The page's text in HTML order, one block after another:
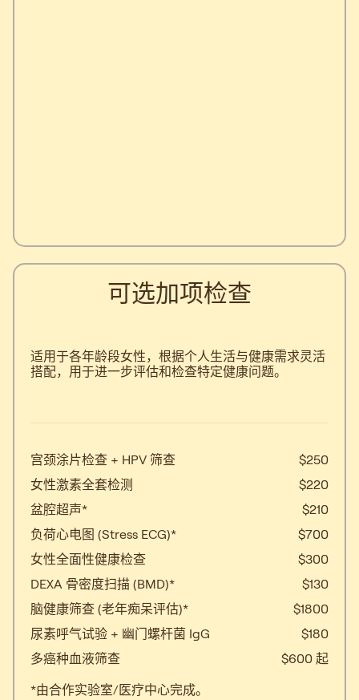
可选加项检查
适用于各年龄段女性，根据个人生活与健康需求灵活
搭配，用于进一步评估和检查特定健康问题。
宫颈涂片检查 + HPV 筛查
$250
女性激素全套检测
$220
盆腔超声*
$210
负荷心电图 (Stress ECG)*
$700
女性全面性健康检查
$300
DEXA 骨密度扫描 (BMD)*
$130
脑健康筛查 (老年痴呆评估)*
$1800
尿素呼气试验 + 幽门螺杆菌 IgG
$180
多癌种血液筛查
$600 起
*由合作实验室/医疗中心完成。